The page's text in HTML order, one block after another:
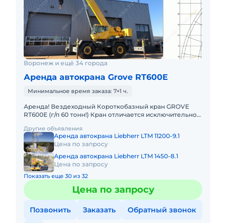
Воронеж и ещё 34 города
Аренда автокрана Grove RT600E
Минимальное время заказа: 7+1 ч.
Аренда! Вездеходный Короткобазный кран GROVE
RT600E (г/п 60 тонн!) Кран отличается исключительной
Технические х
Другие объявления
Аренда автокрана Liebherr LTM 11200-9.1
Цена по запросу
Аренда автокрана Liebherr LTM 1450-8.1
Цена по запросу
Показать еще 30 из 32
Цена по запросу
Позвонить Заказать Обратный звонок